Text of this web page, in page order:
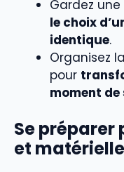
Gardez
le choix
identique.
Organisez
pour
moment de
Se
et